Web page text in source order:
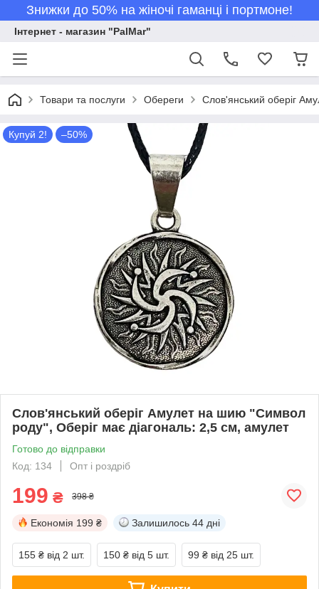
Знижки до 50% на жіночі гаманці і портмоне!
Інтернет - магазин "PalMar"
Товари та послуги Обереги Слов'янський оберіг
Купуй 2! –50%
Слов'янський оберіг Амулет на шию "Символ
роду", Оберіг має діагональ: 2,5 см, амулет
Готово до відправки
Код: 134
Опт і роздріб
199 ₴ 398 ₴
Економія 199 ₴ Залишилось 44 дні
155 ₴ від 2 шт. 150 ₴ від 5 шт. 99 ₴ від 25 шт.